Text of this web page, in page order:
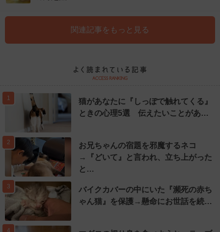
関連記事をもっと見る
1
猫があなたに『しっぽで触れてくる』
ときの心理5選 伝えたいことがあ…
2
お兄ちゃんの宿題を邪魔するネコ
→『どいて』と言われ、立ち上がった
と…
3
バイクカバーの中にいた『瀕死の赤ち
ゃん猫』を保護→懸命にお世話を続…
4